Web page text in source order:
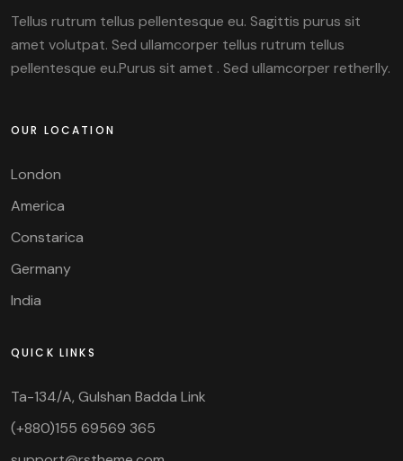
Tellus rutrum tellus pellentesque eu. Sagittis purus sit
amet volutpat. Sed ullamcorper tellus rutrum tellus
pellentesque eu.Purus sit amet . Sed ullamcorper retherlly.
OUR LOCATION
London
America
Constarica
Germany
India
QUICK LINKS
Ta-134/A, Gulshan Badda Link
(+880)155 69569 365